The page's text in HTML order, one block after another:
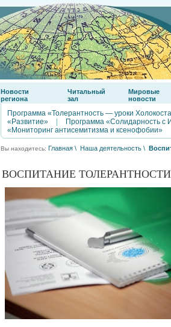
Новости
региона
Читальный
зал
Мировые
новости
Программа «Толерантность — уроки
«Развитие»
Программа «Солидарность с
«Мониторинг антисемитизма и ксенофобии»
Вы находитесь: Главная \ Наша деятельность \
ВОСПИТАНИЕ ТОЛЕРАНТНОСТИ